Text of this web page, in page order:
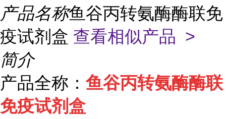
产品名称鱼谷丙转氨酶酶联免
疫试剂盒 查看相似产品 >
简介
产品全称： 鱼谷丙转氨酶酶联
免疫试剂盒